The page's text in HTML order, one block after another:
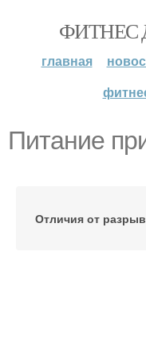
ФИТНЕС
главная
Питание
Отличия от